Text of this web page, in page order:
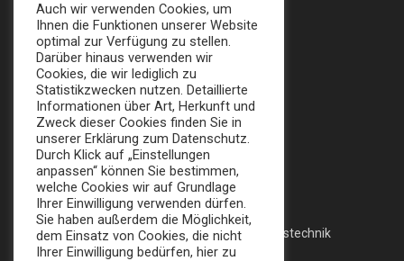
+49 (0) 30 924 0 95 97
Apollofalterallee 98, 12683 Berlin
info@broker-gmbh.de
INFORMATIONEN
Impressum
Datenschutz
AGB
MENÜ
Home
Messe
Veranstaltungstechnik
Auch wir verwenden Cookies, um
Ihnen die Funktionen unserer Website
optimal zur Verfügung zu stellen.
Darüber hinaus verwenden wir
Cookies, die wir lediglich zu
Statistikzwecken nutzen. Detaillierte
Informationen über Art, Herkunft und
Zweck dieser Cookies finden Sie in
unserer Erklärung zum Datenschutz.
Durch Klick auf „Einstellungen
anpassen“ können Sie bestimmen,
welche Cookies wir auf Grundlage
Ihrer Einwilligung verwenden dürfen.
Sie haben außerdem die Möglichkeit,
dem Einsatz von Cookies, die nicht
Ihrer Einwilligung bedürfen, hier zu